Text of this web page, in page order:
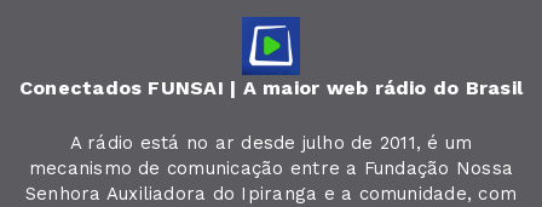
Conectados FUNSAI | A maior web rádio do Brasil
A rádio está no ar desde julho de 2011, é um
mecanismo de comunicação entre a Fundação Nossa
Senhora Auxiliadora do Ipiranga e a comunidade, com